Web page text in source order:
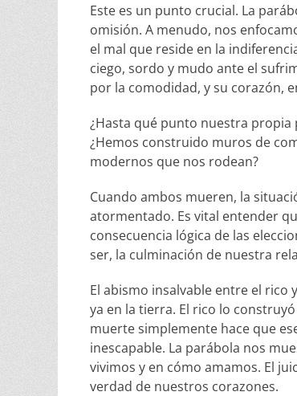
Este es un punto crucial. La
omisión. A menudo, nos
el mal que reside en la
ciego, sordo y mudo ante el
por la comodidad, y su corazón,
¿Hasta qué punto nuestra propia
¿Hemos construido muros de
modernos que nos rodean?
Cuando ambos mueren, la
atormentado. Es vital entender
consecuencia lógica de las
ser, la culminación de nuestra
El abismo insalvable entre el rico
ya en la tierra. El rico lo
muerte simplemente hace que
inescapable. La parábola nos
vivimos y en cómo amamos. El
verdad de nuestros corazones.